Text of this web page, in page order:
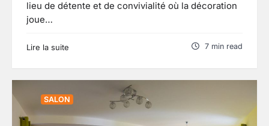
lieu de détente et de convivialité où la décoration
joue…
Lire la suite 7 min read
SALON